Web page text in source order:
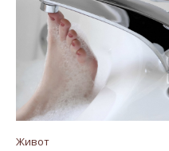
Живот